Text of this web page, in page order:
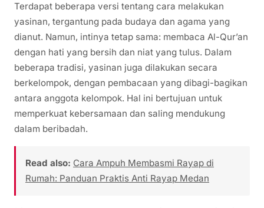
Terdapat beberapa versi tentang cara melakukan
yasinan, tergantung pada budaya dan agama yang
dianut. Namun, intinya tetap sama: membaca Al-Qur’an
dengan hati yang bersih dan niat yang tulus. Dalam
beberapa tradisi, yasinan juga dilakukan secara
berkelompok, dengan pembacaan yang dibagi-bagikan
antara anggota kelompok. Hal ini bertujuan untuk
memperkuat kebersamaan dan saling mendukung
dalam beribadah.
Read also: Cara Ampuh Membasmi Rayap di
Rumah: Panduan Praktis Anti Rayap Medan